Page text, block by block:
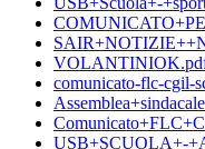
comunicato-flc-cgil-
USB+SCUOLA+-